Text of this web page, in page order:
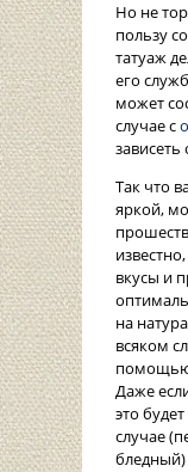
Но не
пользу
татуаж
его
может
случае с
Так что
яркой,
вкусы и
на
всяком
помощью
Даже
это
случае